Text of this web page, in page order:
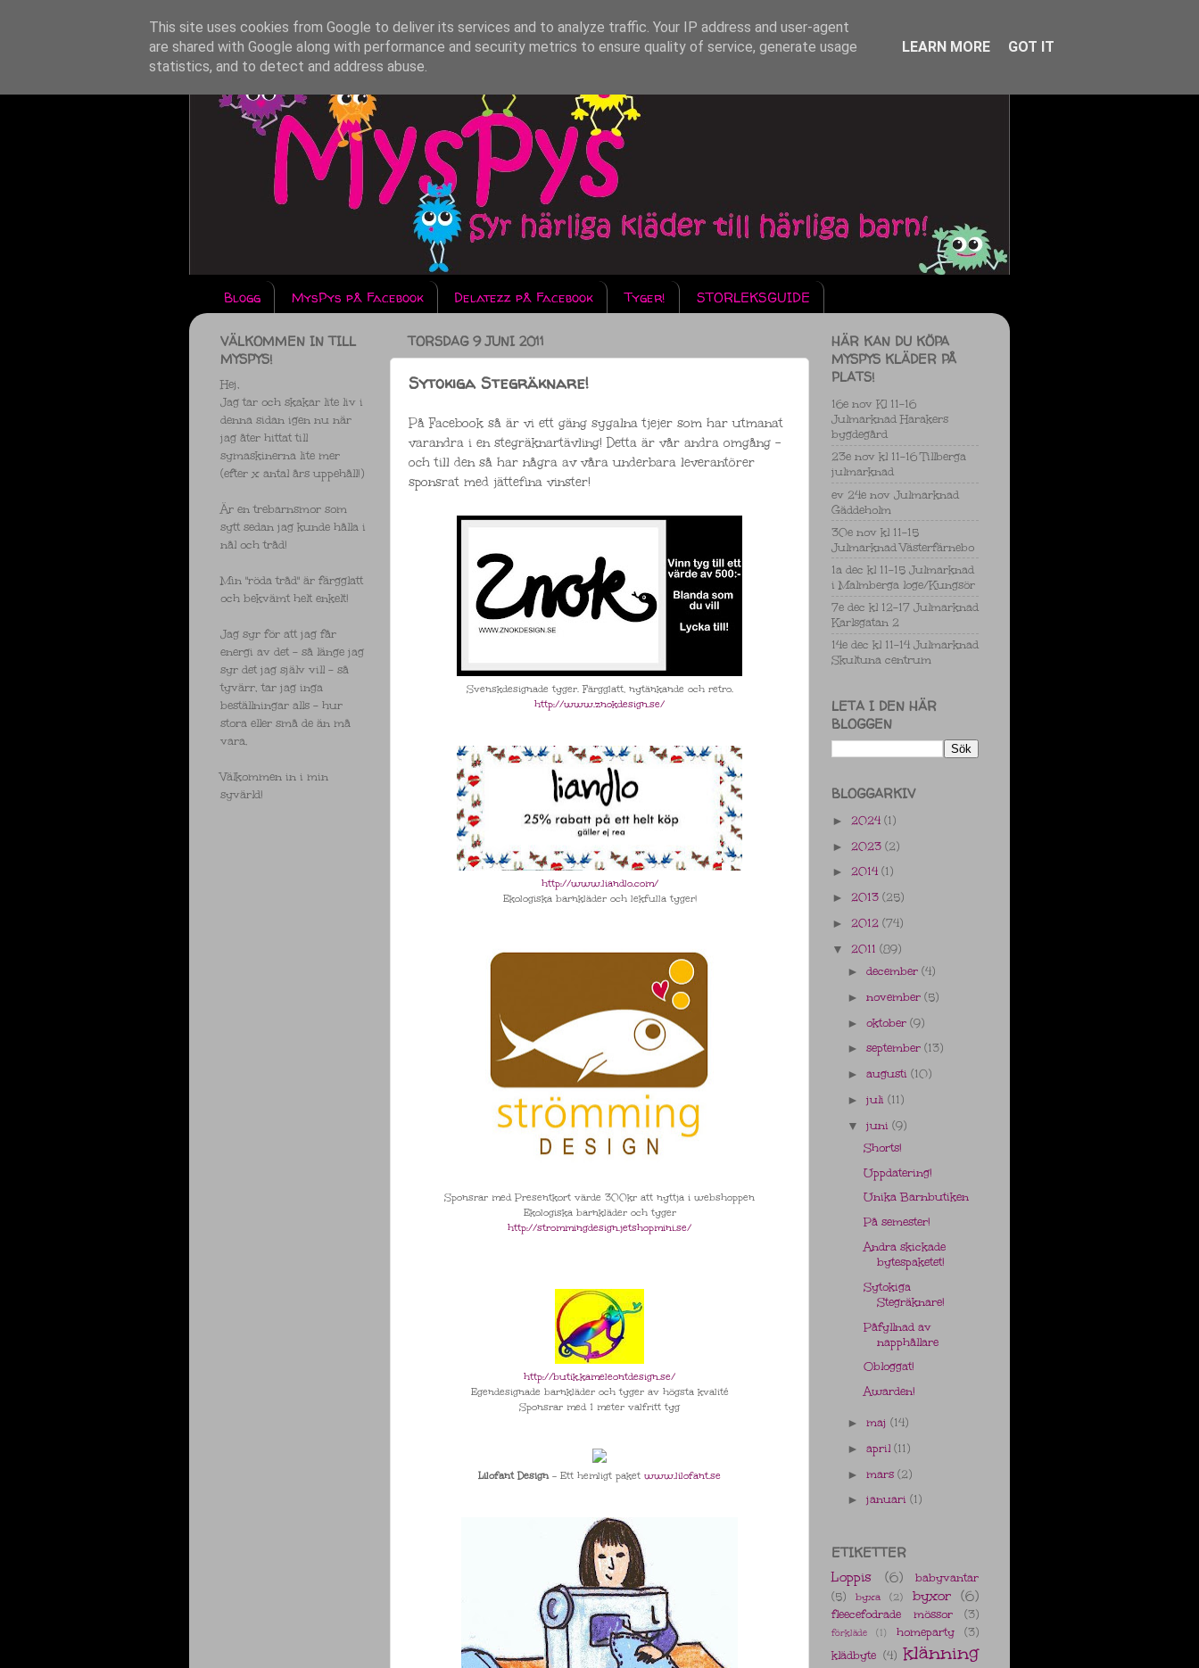
Blogg MysPys på Facebook Delatezz på Facebook Tyger! STORLEKSGUIDE
TORSDAG 9 JUNI 2011
Sytokiga Stegräknare!
På Facebook så är vi ett gäng sygalna tjejer som har utmanat
varandra i en stegräknartävling! Detta är vår andra omgång -
och till den så har några av våra underbara leverantörer
sponsrat med jättefina vinster!
Svenskdesignade tyger. Färgglatt, nytänkande och retro.
http://www.znokdesign.se/
http://www.liandlo.com/
Ekologiska barnkläder och lekfulla tyger!
Sponsrar med Presentkort värde 300kr att nyttja i webshoppen
Ekologiska barnkläder och tyger
http://strommingdesign.jetshopmini.se/
http://butik.kameleontdesign.se/
Egendesignade barnkläder och tyger av högsta kvalité
Sponsrar med 1 meter valfritt tyg
Lilofant Design- Ett hemligt paket www.lilofant.se
VÄLKOMMEN IN TILL
MYSPYS!
Hej,
Jag tar och skakar lite liv i
denna sidan igen nu när
jag åter hittat till
symaskinerna lite mer
(efter x antal års uppehåll!)
Är en trebarnsmor som
sytt sedan jag kunde hålla i
nål och tråd!
Min "röda tråd" är färgglatt
och bekvämt helt enkelt!
Jag syr för att jag får
energi av det - så länge jag
syr det jag själv vill - så
tyvärr, tar jag inga
beställningar alls - hur
stora eller små de än må
vara.
Välkommen in i min
syvärld!
HÄR KAN DU KÖPA
MYSPYS KLÄDER PÅ
PLATS!
16e nov Kl 11-16
Julmarknad Harakers
bygdegård
23e nov kl 11-16 Tillberga
julmarknad
ev 24e nov Julmarknad
Gäddeholm
30e nov kl 11-15
Julmarknad Västerfärnebo
1a dec kl 11-15 Julmarknad
i Malmberga loge/Kungsör
7e dec kl 12-17 Julmarknad
Karlsgatan 2
14e dec kl 11-14 Julmarknad
Skultuna centrum
LETA I DEN HÄR
BLOGGEN
BLOGGARKIV
► 2024 (1)
► 2023 (2)
► 2014 (1)
► 2013 (25)
► 2012 (74)
▼ 2011 (89)
►december(4)
►november(5)
►oktober(9)
►september(13)
►augusti(10)
►juli(11)
▼juni(9)
Shorts!
Uppdatering!
Unika Barnbutiken
På semester!
Andra skickade
bytespaketet!
Sytokiga
Stegräknare!
Påfyllnad av
napphållare
Obloggat!
Awarden!
►maj(14)
►april(11)
►mars(2)
►januari(1)
ETIKETTER
Loppis
(6)
babyvantar
(5)
byxa (2) byxor (6)
fleecefodrade mössor (3)
förkläde (1) homeparty
(3)
klädbyte (4) klänning
This site uses cookies from Google to deliver its services and to analyze traffic. Your IP address and user-agent
are shared with Google along with performance and security metrics to ensure quality of service, generate usage
statistics, and to detect and address abuse.
LEARN MORE GOT IT